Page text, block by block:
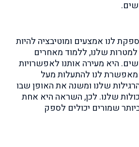
לנו אמצעים ומוטיבציה להיות
למטרות שלנו, ללמוד מאחרים
היא מעירה אותנו לאפשרויות
לנו להתעלות מעל
שלנו ומשנה את האופן שבו
שלנו. לכן, השראה היא אחת
שמורים יכולים לספק